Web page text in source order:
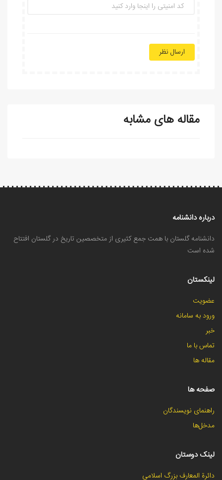
ارسال نظر
مقاله های مشابه
درباره دانشنامه
دانشنامه گلستان با همت جمع کثیری از متخصصین تاریخ در گلستان افتتاح
شده است
لینکستان
عضویت
ورود به سامانه
خبر
تماس با ما
مقاله ها
صفحه ها
راهنمای نویسندگان
مدخل‌ها
لینک دوستان
دائرة المعارف بزرگ اسلامی